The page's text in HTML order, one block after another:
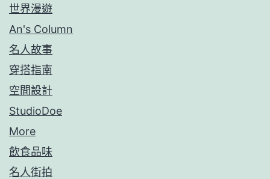
世界漫遊
An's Column
名人故事
穿搭指南
空間設計
StudioDoe
More
飲食品味
名人街拍